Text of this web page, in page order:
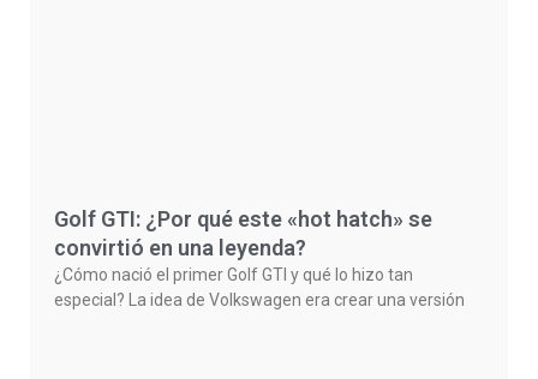
Golf GTI: ¿Por qué este «hot hatch» se
convirtió en una leyenda?
¿Cómo nació el primer Golf GTI y qué lo hizo tan
especial? La idea de Volkswagen era crear una versión